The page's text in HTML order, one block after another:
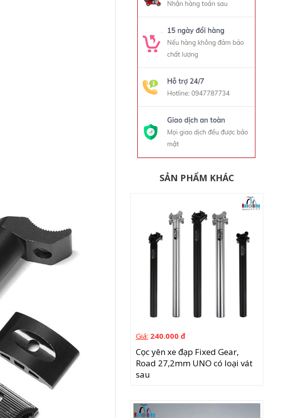
SẢN PHẨM KHÁC
Giá: 240.000 đ
Cọc yên xe đạp Fixed Gear,
Road 27,2mm UNO có loại vát
sau